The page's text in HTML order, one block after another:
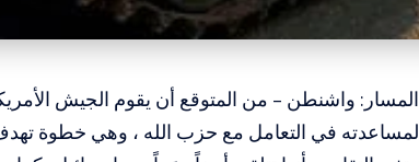
المسار: واشنطن – من المتوقع أن يقوم الجيش
لمساعدته في التعامل مع حزب الله ، وهي خطوة